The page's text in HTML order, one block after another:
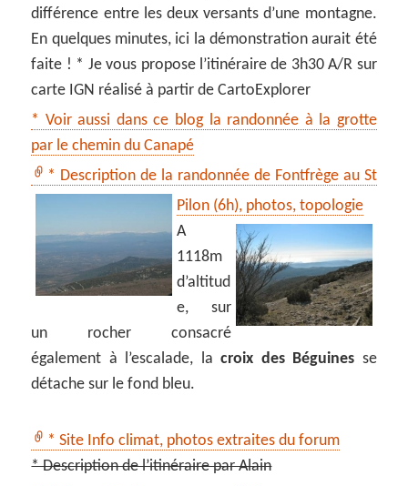
différence entre les deux versants d’une montagne.
En quelques minutes, ici la démonstration aurait été
faite ! * Je vous propose l’itinéraire de 3h30 A/R sur
carte IGN réalisé à partir de CartoExplorer
* Voir aussi dans ce blog la randonnée à la grotte
par le chemin du Canapé
* Description de la randonnée de Fontfrège au St
Pilon (6h), photos, topologie
A
1118m
d’altitud
e, sur
un rocher consacré
également à l’escalade, lacroix des Béguines se
détache sur le fond bleu.
* Site Info climat, photos extraites du forum
* Description de l’itinéraire par Alain